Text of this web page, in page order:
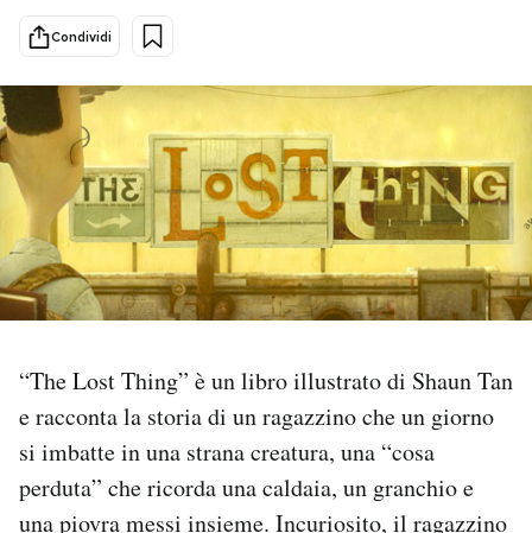
Internet
Cultura
Economia
Sport
Europa
Altrecose
Mondiali calcio 2026
PODCAST
SHOP
Condividi
“The Lost Thing” è un libro illustrato di Shaun Tan
e racconta la storia di un ragazzino che un giorno
si imbatte in una strana creatura, una “cosa
perduta” che ricorda una caldaia, un granchio e
una piovra messi insieme. Incuriosito, il ragazzino